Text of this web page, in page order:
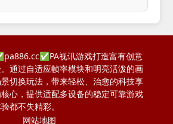
视讯游戏打造富有创意
通过自适应帧率模块和明亮活泼的画
切换玩法，带来轻松、治愈的科技享
心，提供适配多设备的稳定可靠游戏
都不失精彩。
网站地图